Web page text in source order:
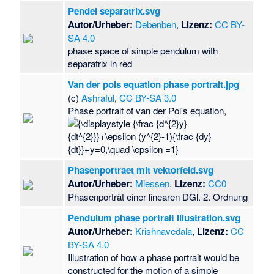
Pendel separatrix.svg
Autor/Urheber: Debenben, Lizenz: CC BY-
SA 4.0
phase space of simple pendulum with
separatrix in red
Van der pols equation phase portrait.jpg
(c)Ashraful,CC BY-SA 3.0
Phase portrait of van der Pol's equation,
Phasenportraet mit vektorfeld.svg
Autor/Urheber: Miessen, Lizenz: CC0
Phasenporträt einer linearen DGl. 2. Ordnung
Pendulum phase portrait illustration.svg
Autor/Urheber: Krishnavedala, Lizenz: CC
BY-SA 4.0
Illustration of how a phase portrait would be
constructed for the motion of a simple